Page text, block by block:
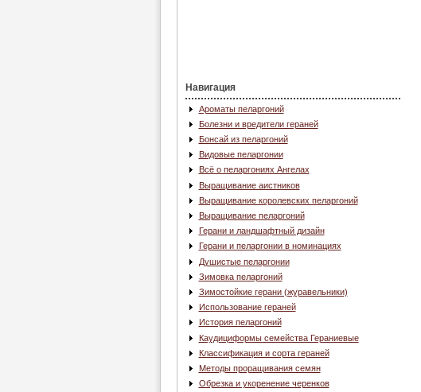
Навигация
Ароматы пеларгоний
Болезни и вредители гераней
Бонсай из пеларгоний
Видовые пеларгонии
Всё о пеларгониях Ангелах
Выращивание аистников
Выращивание королевских пеларгоний
Выращивание пеларгоний
Герани и ландшафтный дизайн
Герани и пеларгонии в номинациях
Душистые пеларгонии
Зимовка пеларгоний
Зимостойкие герани (журавельники)
Использование гераней
История пеларгоний
Каудициформы семейства Гераниевые
Классификация и сорта гераней
Методы проращивания семян
Обрезка и укоренение черенков